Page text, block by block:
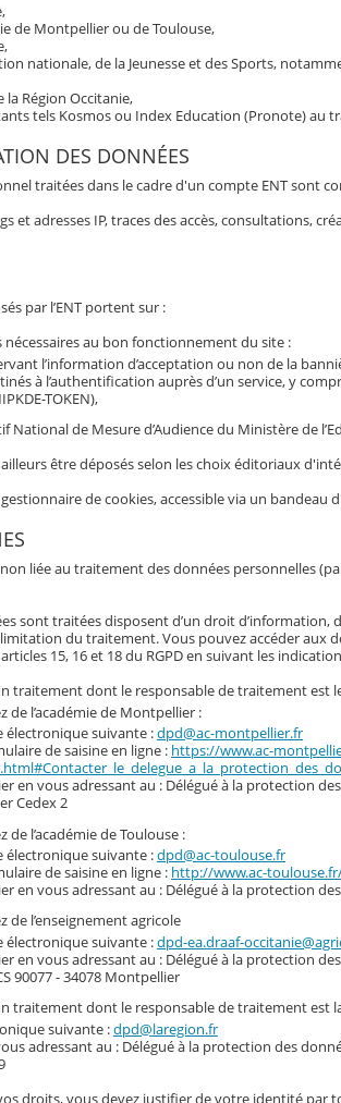
de Montpellier ou de Toulouse,
nationale, de la Jeunesse et des Sports,
la Région Occitanie,
tels Kosmos ou Index Education (Pronote) au
DES DONNÉES
traitées dans le cadre d'un compte ENT sont
et adresses IP, traces des accès, consultations,
par l’ENT portent sur :
nécessaires au bon fonctionnement du site :
l’information d’acceptation ou non de la
à l’authentification auprès d’un service, y
TOKEN),
National de Mesure d’Audience du Ministère de
être déposés selon les choix éditoriaux
de cookies, accessible via un
liée au traitement des données personnelles
sont traitées disposent d’un droit d’information,
du traitement. Vous pouvez accéder aux
15, 16 et 18 du RGPD en suivant les
traitement dont le responsable de traitement est
de l’académie de Montpellier :
électronique suivante :dpd@ac-montpellier.fr
de saisine en ligne : https://www.ac-
en vous adressant au : Délégué à la protection
Cedex 2
de l’académie de Toulouse :
électronique suivante :dpd@ac-toulouse.fr
de saisine en ligne : http://www.ac-
en vous adressant au : Délégué à la protection
de l’enseignement agricole
électronique suivante :dpd-ea.draaf-
en vous adressant au : Délégué à la protection
90077 - 34078 Montpellier
traitement dont le responsable de traitement est
suivante :dpd@laregion.fr
adressant au : Délégué à la protection des
vos droits, vous devez justifier de votre identité